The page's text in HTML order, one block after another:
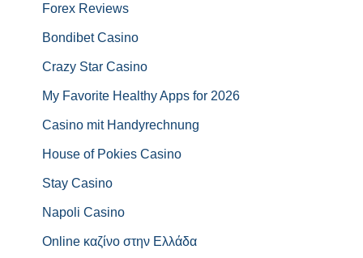
Forex Reviews
Bondibet Casino
Crazy Star Casino
My Favorite Healthy Apps for 2026
Casino mit Handyrechnung
House of Pokies Casino
Stay Casino
Napoli Casino
Online καζίνο στην Ελλάδα